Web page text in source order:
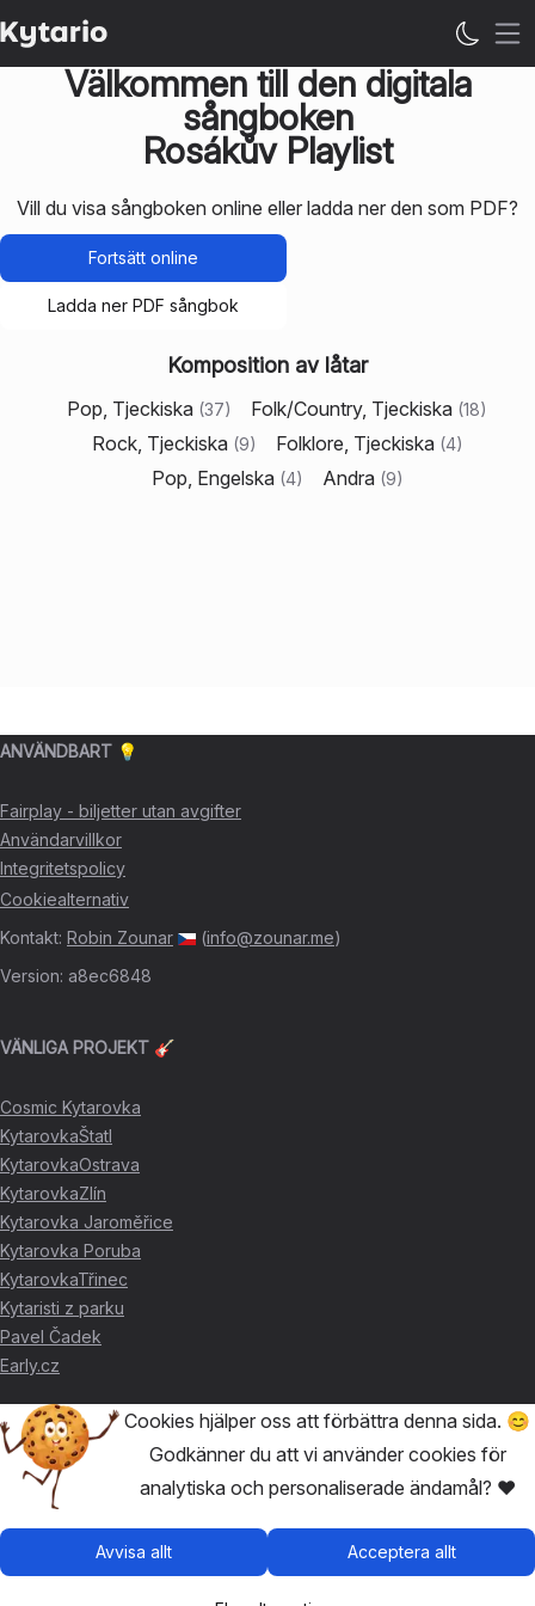
Välkommen till den digitala
sångboken
Rosákův Playlist
Vill du visa sångboken online eller ladda ner den som PDF?
Fortsätt online
Ladda ner PDF sångbok
Komposition av låtar
Pop, Tjeckiska (37) Folk/Country, Tjeckiska (18)
Rock, Tjeckiska (9) Folklore, Tjeckiska (4)
Pop, Engelska (4) Andra (9)
ANVÄNDBART 💡
Fairplay - biljetter utan avgifter
Användarvillkor
Integritetspolicy
Cookiealternativ
Kontakt: Robin Zounar (info@zounar.me)
Version: a8ec6848
VÄNLIGA PROJEKT 🎸
Cosmic Kytarovka
KytarovkaŠtatl
KytarovkaOstrava
KytarovkaZlín
Kytarovka Jaroměřice
Kytarovka Poruba
KytarovkaTřinec
Kytaristi z parku
Pavel Čadek
Early.cz
TACK FÖR STÖDET ❤️
David Skácel
Cosmic Kytarovka
🥉 KytarovkaŠtatl
Cookies hjälper oss att förbättra denna sida. 😊
Godkänner du att vi använder cookies för
analytiska och personaliserade ändamål? ❤️
Avvisa allt Acceptera allt